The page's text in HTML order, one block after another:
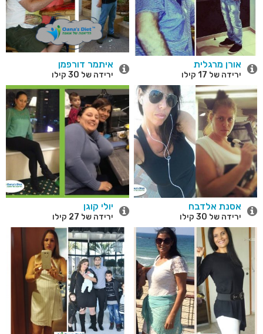
אורן מרגלית
ירידה של 17 קילו
איתמר דורפמן
ירידה של 30 קילו
אסנת אלדבח
ירידה של 30 קילו
יולי קוגן
ירידה של 27 קילו